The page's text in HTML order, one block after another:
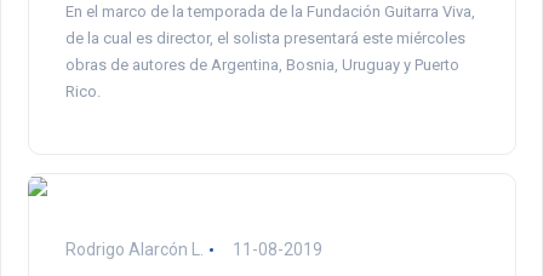
En el marco de la temporada de la Fundación Guitarra Viva,
de la cual es director, el solista presentará este miércoles
obras de autores de Argentina, Bosnia, Uruguay y Puerto
Rico.
Rodrigo Alarcón L. 11-08-2019